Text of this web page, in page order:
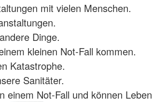
mit vielen Menschen.
Dinge.
kleinen Not-Fall kommen.
Katastrophe.
Sanitäter.
einem Not-Fall und können